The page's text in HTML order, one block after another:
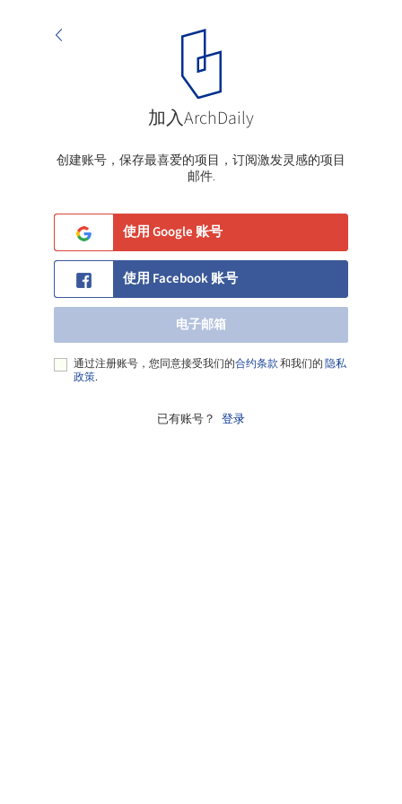
加入ArchDaily
创建账号，保存最喜爱的项目，订阅激发灵感的项目
邮件.
使用 Google 账号
使用 Facebook 账号
电子邮箱
通过注册账号，您同意接受我们的合约条款和我们的隐私
政策.
已有账号？ 登录